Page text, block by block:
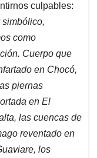
culpables:
simbólico,
como
Cuerpo que
en Chocó,
piernas
en El
las cuencas de
reventado en
los